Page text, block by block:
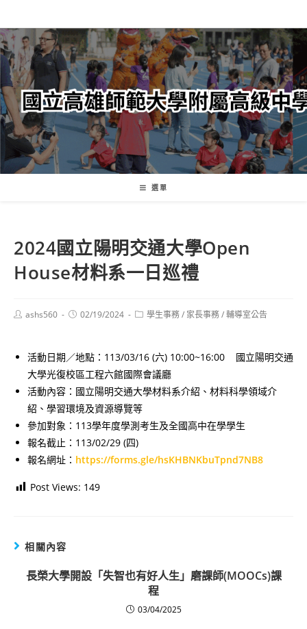
轉
至
主
內
容
選單
2024國立陽明交通大學Open
House材料系一日巡禮
Postashs560
Post02/19/2024
Post學生事務/ 家長事務/輔導室公告
活動日期／地點：113/03/16 (六) 10:00~16:00 國立陽明交通
大學光復校區工程六館國際會議廳
活動內容：國立陽明交通大學材料系介紹、材料科學領域介
紹、學習環境及資源導覽等
參加對象：113學年度學測考生及全國高中在學學生
報名截止：113/02/29 (四)
報名網址： https://forms.gle/hsKHBNKbuTpnd7NB8
Post Views: 149
相關內容
長榮大學開設「失智也有好人生」磨課師(MOOCs)課
程
03/04/2025